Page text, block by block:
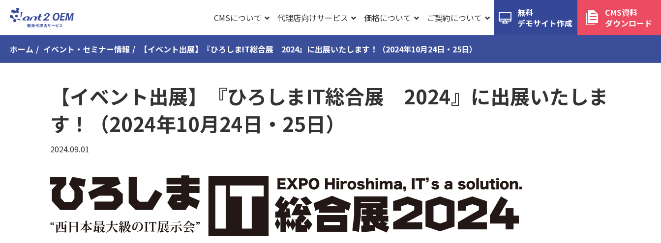
CMSについて 代理店向けサービス 価格について ご契約について
無料
デモサイト作成
CMS資料
ダウンロード
ホーム イベント・セミナー情報 【イベント出展】『ひろしまIT総合展 2024』に出展いたします！（2024年10月24日・25日）
【イベント出展】『ひろしまIT総合展 2024』に出展いたしま
す！（2024年10月24日・25日）
2024.09.01